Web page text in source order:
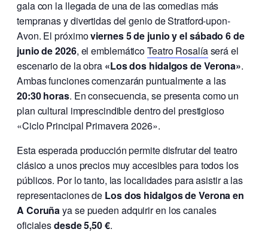
gala con la llegada de una de las comedias más
tempranas y divertidas del genio de Stratford-upon-
Avon. El próximoviernes 5 de junio y el sábado 6 de
junio de 2026, el emblemáticoTeatro Rosalíaserá el
escenario de la obra «Los dos hidalgos de Verona».
Ambas funciones comenzarán puntualmente a las
20:30 horas. En consecuencia, se presenta como un
plan cultural imprescindible dentro del prestigioso
«Ciclo Principal Primavera 2026».
Esta esperada producción permite disfrutar del teatro
clásico a unos precios muy accesibles para todos los
públicos. Por lo tanto, las localidades para asistir a las
representaciones de Los dos hidalgos de Verona en
A Coruñaya se pueden adquirir en los canales
oficialesdesde 5,50 €.